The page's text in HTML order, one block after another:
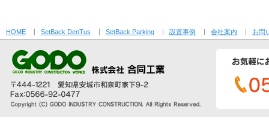
HOME SetBack DenTus SetBack Parking 設置事例 会社案内 お問